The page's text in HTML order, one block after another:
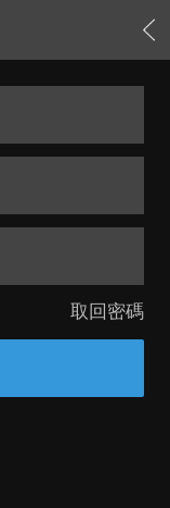
取回密碼